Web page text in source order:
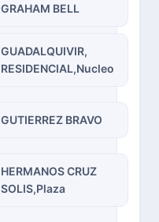
GRAHAM BELL
GUADALQUIVIR,
RESIDENCIAL,Nucleo
GUTIERREZ BRAVO
HERMANOS CRUZ
SOLIS,Plaza